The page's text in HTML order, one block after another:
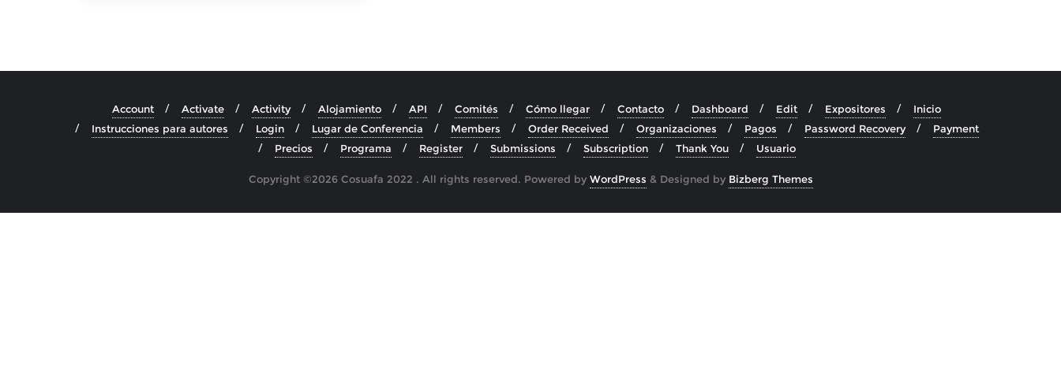
Account Activate Activity Alojamiento API Comités Cómo llegar Contacto Dashboard Edit Expositores
Inicio
Instrucciones para autores
Login Lugar de Conferencia Members Order Received Organizaciones Pagos Password Recovery
Payment
Precios
Programa Register Submissions Subscription Thank You Usuario
Copyright ©2026 Cosuafa 2022 . All rights reserved. Powered by WordPress & Designed by Bizberg Themes